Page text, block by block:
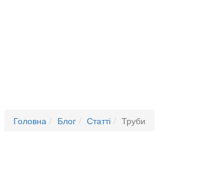
Головна Блог Статті Труби